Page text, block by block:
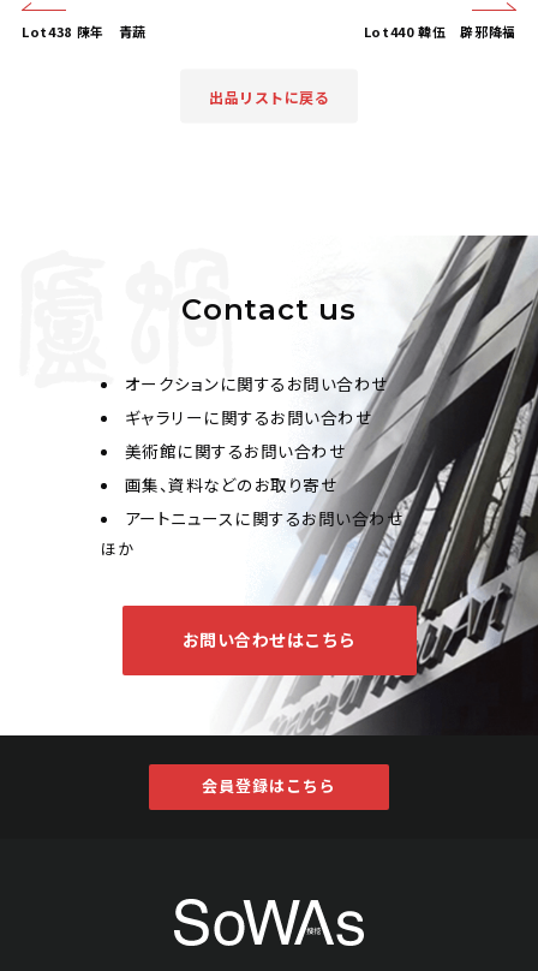
Lot438 陳年 青蔬 Lot440 韓伍 辟邪降福
出品リストに戻る
Contact us
オークションに関するお問い合わせ
ギャラリーに関するお問い合わせ
美術館に関するお問い合わせ
画集、資料などのお取り寄せ
アートニュースに関するお問い合わせ
ほか
お問い合わせはこちら
会員登録はこちら